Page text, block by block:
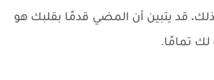
قد يتبين أن المضي قدمًا بقلبك هو
تمامًا.